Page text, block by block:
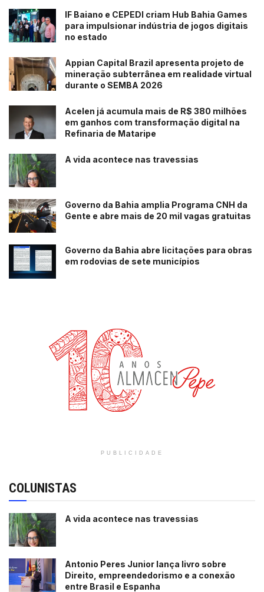
IF Baiano e CEPEDI criam Hub Bahia Games
para impulsionar indústria de jogos digitais
no estado
Appian Capital Brazil apresenta projeto de
mineração subterrânea em realidade virtual
durante o SEMBA 2026
Acelen já acumula mais de R$ 380 milhões
em ganhos com transformação digital na
Refinaria de Mataripe
A vida acontece nas travessias
Governo da Bahia amplia Programa CNH da
Gente e abre mais de 20 mil vagas gratuitas
Governo da Bahia abre licitações para obras
em rodovias de sete municípios
PUBLICIDADE
COLUNISTAS
A vida acontece nas travessias
Antonio Peres Junior lança livro sobre
Direito, empreendedorismo e a conexão
entre Brasil e Espanha